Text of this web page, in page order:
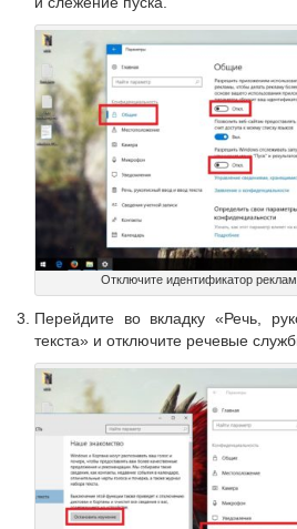
Отключите идентификатор
Перейдите во вкладку «Речь,
текста» и отключите речевые